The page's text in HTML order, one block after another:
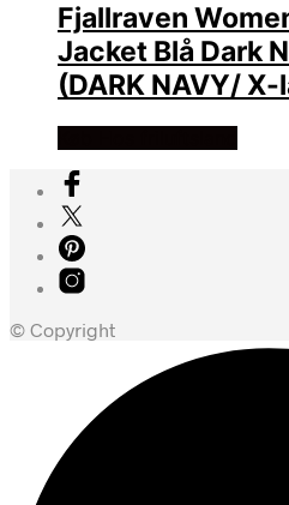
Fjallraven
Jacket Blå Dark
(DARK NAVY/ X-
© Copyright